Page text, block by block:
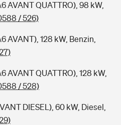
AVANT QUATTRO), 98 kW,
/ 526)
AVANT), 128 kW, Benzin,
AVANT QUATTRO), 128 kW,
/ 528)
DIESEL), 60 kW, Diesel,